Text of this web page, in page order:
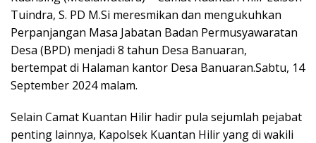
Tuindra, S. PD M.Si meresmikan dan mengukuhkan
Perpanjangan Masa Jabatan Badan Permusyawaratan
Desa (BPD) menjadi 8 tahun Desa Banuaran,
bertempat di Halaman kantor Desa Banuaran.Sabtu, 14
September 2024 malam.
Selain Camat Kuantan Hilir hadir pula sejumlah pejabat
penting lainnya, Kapolsek Kuantan Hilir yang di wakili